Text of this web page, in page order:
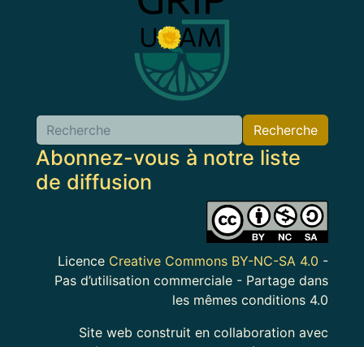
Recherche
Abonnez-vous à notre liste
de diffusion
Licence Creative Commons BY-NC-SA 4.0 -
Pas d’utilisation commerciale - Partage dans
les mêmes conditions 4.0
Site web construit en collaboration avec